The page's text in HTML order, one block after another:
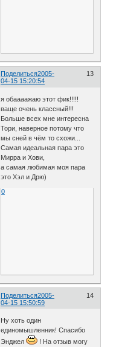
Поделиться 13
2005-
04-15 15:20:54
я обаааажаю этот фик!!!!!
ваще очень классный!!!
Больше всех мне интересна
Тори, наверное потому что
мы сней в чём то схожи...
Самая идеальная пара это
Мирра и Хови,
а самая любимая моя пара
это Хэл и Дрю)
0
Поделиться 14
2005-
04-15 15:50:59
Ну хоть один
единомышленник! Спасибо
Энджел
! На отзыв могу